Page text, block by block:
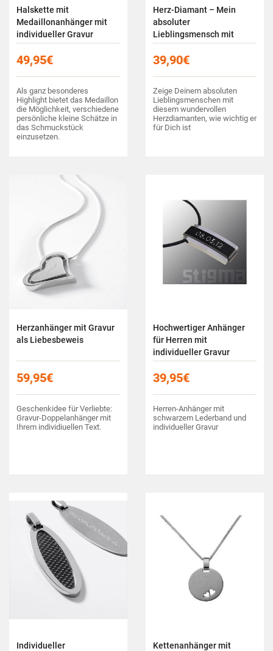
Halskette mit
Medaillonanhänger mit
individueller Gravur
49,95€
Als ganz besonderes
Highlight bietet das Medaillon
die Möglichkeit, verschiedene
persönliche kleine Schätze in
das Schmuckstück
einzusetzen.
Herz-Diamant – Mein
absoluter
Lieblingsmensch mit
Personalisierung
39,90€
Zeige Deinem absoluten
Lieblingsmenschen mit
diesem wundervollen
Herzdiamanten, wie wichtig er
für Dich ist
Herzanhänger mit Gravur
als Liebesbeweis
59,95€
Geschenkidee für Verliebte:
Gravur-Doppelanhänger mit
Ihrem individiuellen Text.
Hochwertiger Anhänger
für Herren mit
individueller Gravur
39,95€
Herren-Anhänger mit
schwarzem Lederband und
individueller Gravur
Individueller
Kettenanhänger mit